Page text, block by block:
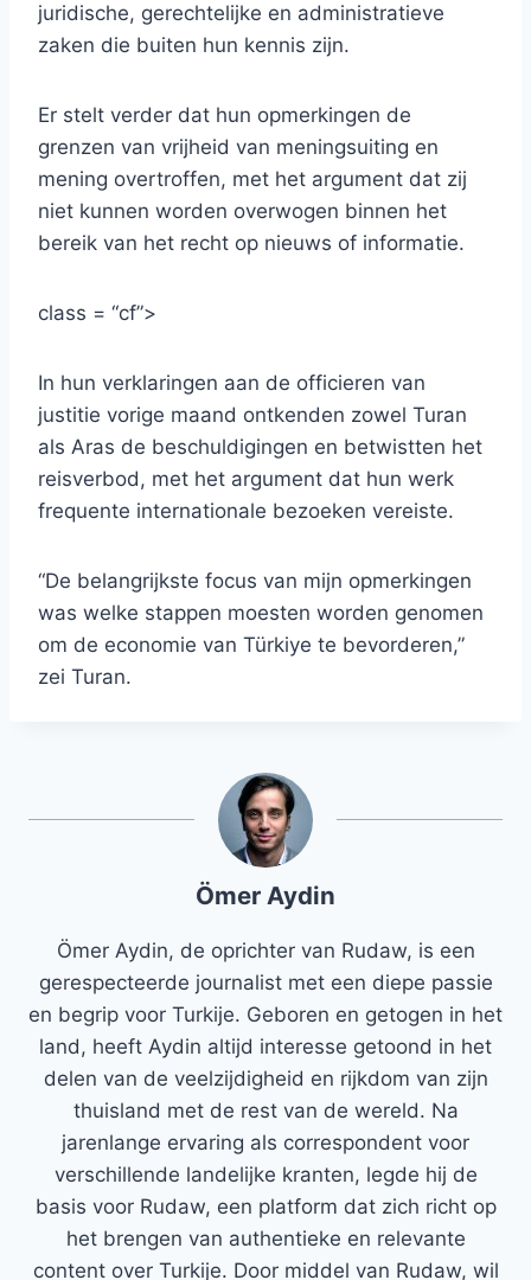
juridische, gerechtelijke en administratieve
zaken die buiten hun kennis zijn.
Er stelt verder dat hun opmerkingen de
grenzen van vrijheid van meningsuiting en
mening overtroffen, met het argument dat zij
niet kunnen worden overwogen binnen het
bereik van het recht op nieuws of informatie.
class = “cf”>
In hun verklaringen aan de officieren van
justitie vorige maand ontkenden zowel Turan
als Aras de beschuldigingen en betwistten het
reisverbod, met het argument dat hun werk
frequente internationale bezoeken vereiste.
“De belangrijkste focus van mijn opmerkingen
was welke stappen moesten worden genomen
om de economie van Türkiye te bevorderen,”
zei Turan.
Ömer Aydin
Ömer Aydin, de oprichter van Rudaw, is een
gerespecteerde journalist met een diepe passie
en begrip voor Turkije. Geboren en getogen in het
land, heeft Aydin altijd interesse getoond in het
delen van de veelzijdigheid en rijkdom van zijn
thuisland met de rest van de wereld. Na
jarenlange ervaring als correspondent voor
verschillende landelijke kranten, legde hij de
basis voor Rudaw, een platform dat zich richt op
het brengen van authentieke en relevante
content over Turkije. Door middel van Rudaw, wil